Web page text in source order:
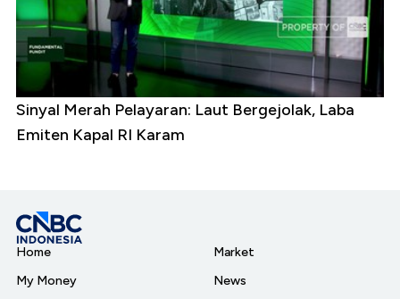
Sinyal Merah Pelayaran: Laut Bergejolak, Laba
Emiten Kapal RI Karam
Home
My Money
Market
News